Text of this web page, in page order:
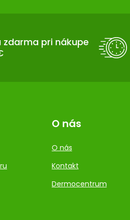
zdarma pri nákupe
O nás
O nás
Kontakt
Dermocentrum